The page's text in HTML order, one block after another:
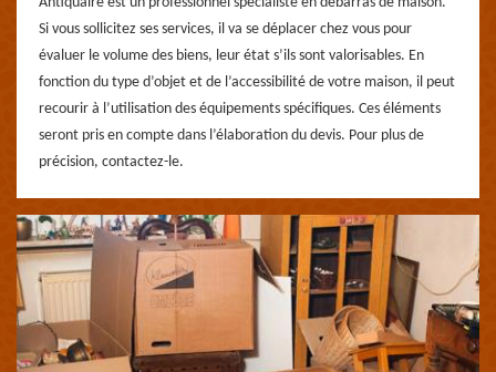
Si vous sollicitez ses services, il va se déplacer chez vous pour
évaluer le volume des biens, leur état s’ils sont valorisables. En
fonction du type d’objet et de l’accessibilité de votre maison, il peut
recourir à l’utilisation des équipements spécifiques. Ces éléments
seront pris en compte dans l’élaboration du devis. Pour plus de
précision, contactez-le.